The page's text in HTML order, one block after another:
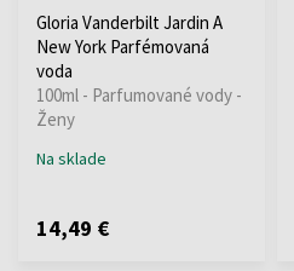
Gloria Vanderbilt Jardin A
New York Parfémovaná
voda
100ml - Parfumované vody -
Ženy
Na sklade
14,49 €